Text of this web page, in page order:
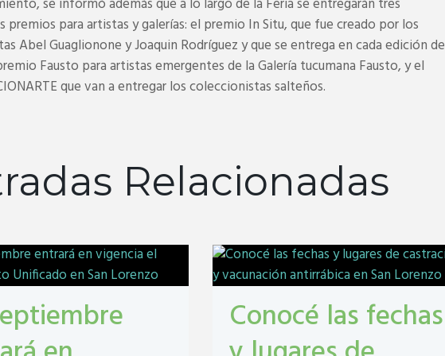
premios para artistas y galerías: el premio In Situ, que fue creado por los
Abel Guaglionone y Joaquin Rodríguez y que se entrega en cada edición de
Fausto para artistas emergentes de la Galería tucumana Fausto, y el
que van a entregar los coleccionistas salteños.
Relacionadas
Conocé las fechas